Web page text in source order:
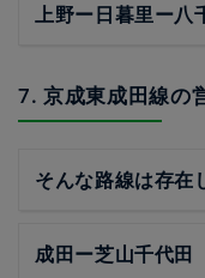
上野ー日暮里ー八
7. 京成東成田線の
そんな路線は存在
成田ー芝山千代田